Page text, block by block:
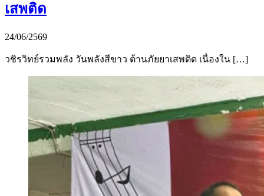
เสพติด
24/06/2569
วชิรวิทย์รวมพลัง วันพลังสีขาว ต้านภัยยาเสพติด เนื่องใน […]